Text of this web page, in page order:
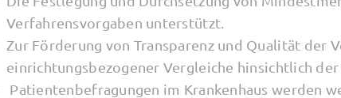
Verfahrensvorgaben unterstützt.
Zur Förderung von Transparenz und Qualität der
einrichtungsbezogener Vergleiche hinsichtlich
Patientenbefragungen im Krankenhaus werden